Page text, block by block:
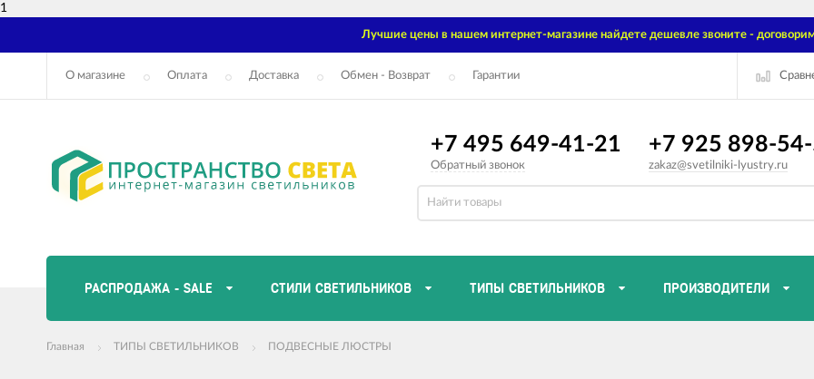
1
Лучшие цены в нашем интернет-магазине найдете дешевле звоните -
О магазине Оплата Доставка Обмен - Возврат Гарантии
+7 495 649-41-21
Обратный звонок
+7 925 898-
zakaz@svetilniki-lyustry.ru
РАСПРОДАЖА - SALE СТИЛИ СВЕТИЛЬНИКОВ ТИПЫ СВЕТИЛЬНИКОВ ПРОИЗВОДИТЕЛИ
Главная ТИПЫ СВЕТИЛЬНИКОВ ПОДВЕСНЫЕ ЛЮСТРЫ